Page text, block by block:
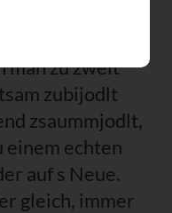
in
man zu zweit
zubijodlt
zsaummjodlt,
einem echten
auf s Neue.
gleich, immer